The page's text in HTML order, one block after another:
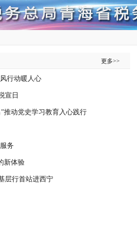
更多>>
行动暖人心
宣日
推动党史学习教育入心践行
务
新体验
层行首站进西宁